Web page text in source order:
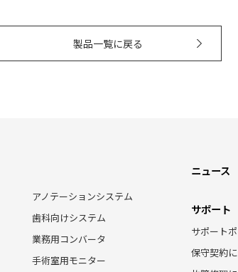
製品一覧に戻る
アノテーションシステム
歯科向けシステム
業務用コンバータ
手術室用モニター
ニュース
サポート
サポート
保守契約